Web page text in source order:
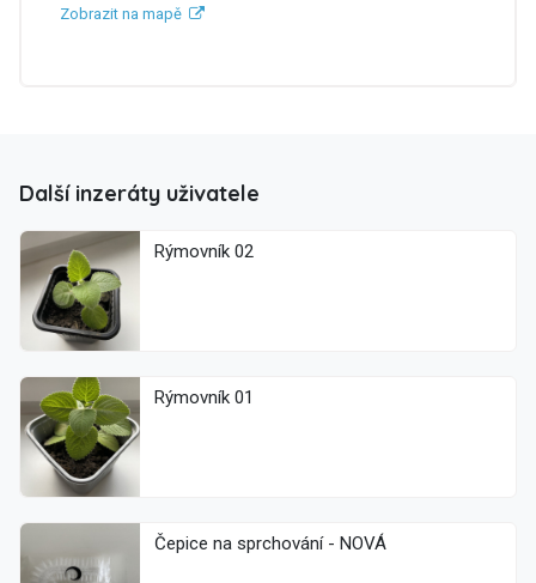
Zobrazit na mapě
Další inzeráty uživatele
Rýmovník 02
Rýmovník 01
Čepice na sprchování - NOVÁ